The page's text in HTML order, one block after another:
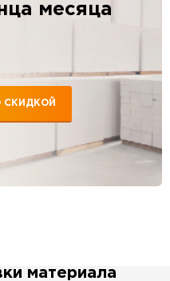
месяца
СКИДКОЙ
материала